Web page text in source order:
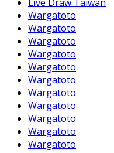
Wargatoto
Wargatoto
Wargatoto
Wargatoto
Wargatoto
Wargatoto
Wargatoto
Wargatoto
Wargatoto
Wargatoto
Wargatoto